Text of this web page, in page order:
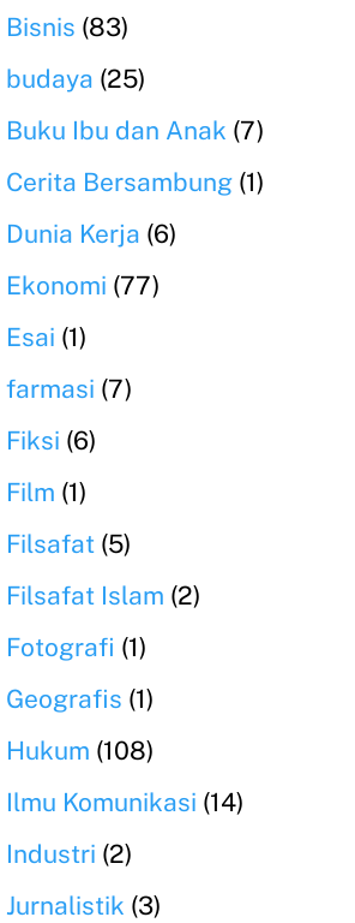
Bisnis (83)
budaya (25)
Buku Ibu dan Anak (7)
Cerita Bersambung (1)
Dunia Kerja (6)
Ekonomi (77)
Esai (1)
farmasi (7)
Fiksi (6)
Film (1)
Filsafat (5)
Filsafat Islam (2)
Fotografi (1)
Geografis (1)
Hukum (108)
Ilmu Komunikasi (14)
Industri (2)
Jurnalistik (3)